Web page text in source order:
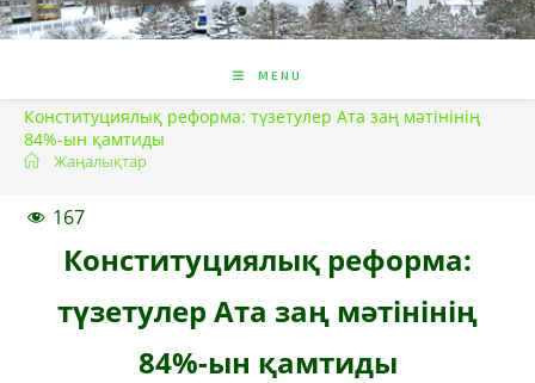
MENU
Конституциялық реформа: түзетулер Ата заң мәтінінің
84%-ын қамтиды
Жаңалықтар
167
Конституциялық реформа:
түзетулер Ата заң мәтінінің
84%-ын қамтиды